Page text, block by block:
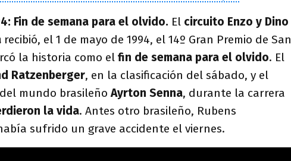
Fin de semana para el olvido. El circuito Enzo y Dino
recibió, el 1 de mayo de 1994, el 14º Gran Premio de San
la historia como el fin de semana para el olvido. El
Ratzenberger, en la clasificación del sábado, y el
mundo brasileñoAyrton Senna, durante la carrera
la vida. Antes otro brasileño, Rubens
sufrido un grave accidente el viernes.